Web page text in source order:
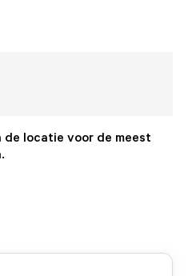
de locatie voor de meest